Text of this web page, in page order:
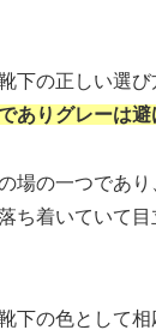
下の正しい選び
ありグレーは避
場の一つであ
ち着いていて
下の色として